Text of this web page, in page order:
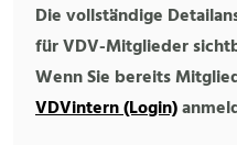
Die vollständige
für VDV-Mitglieder
Wenn Sie bereits
VDVintern (Login)